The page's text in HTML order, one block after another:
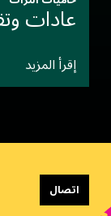
عادات
إقرأ المزيد
اتصال